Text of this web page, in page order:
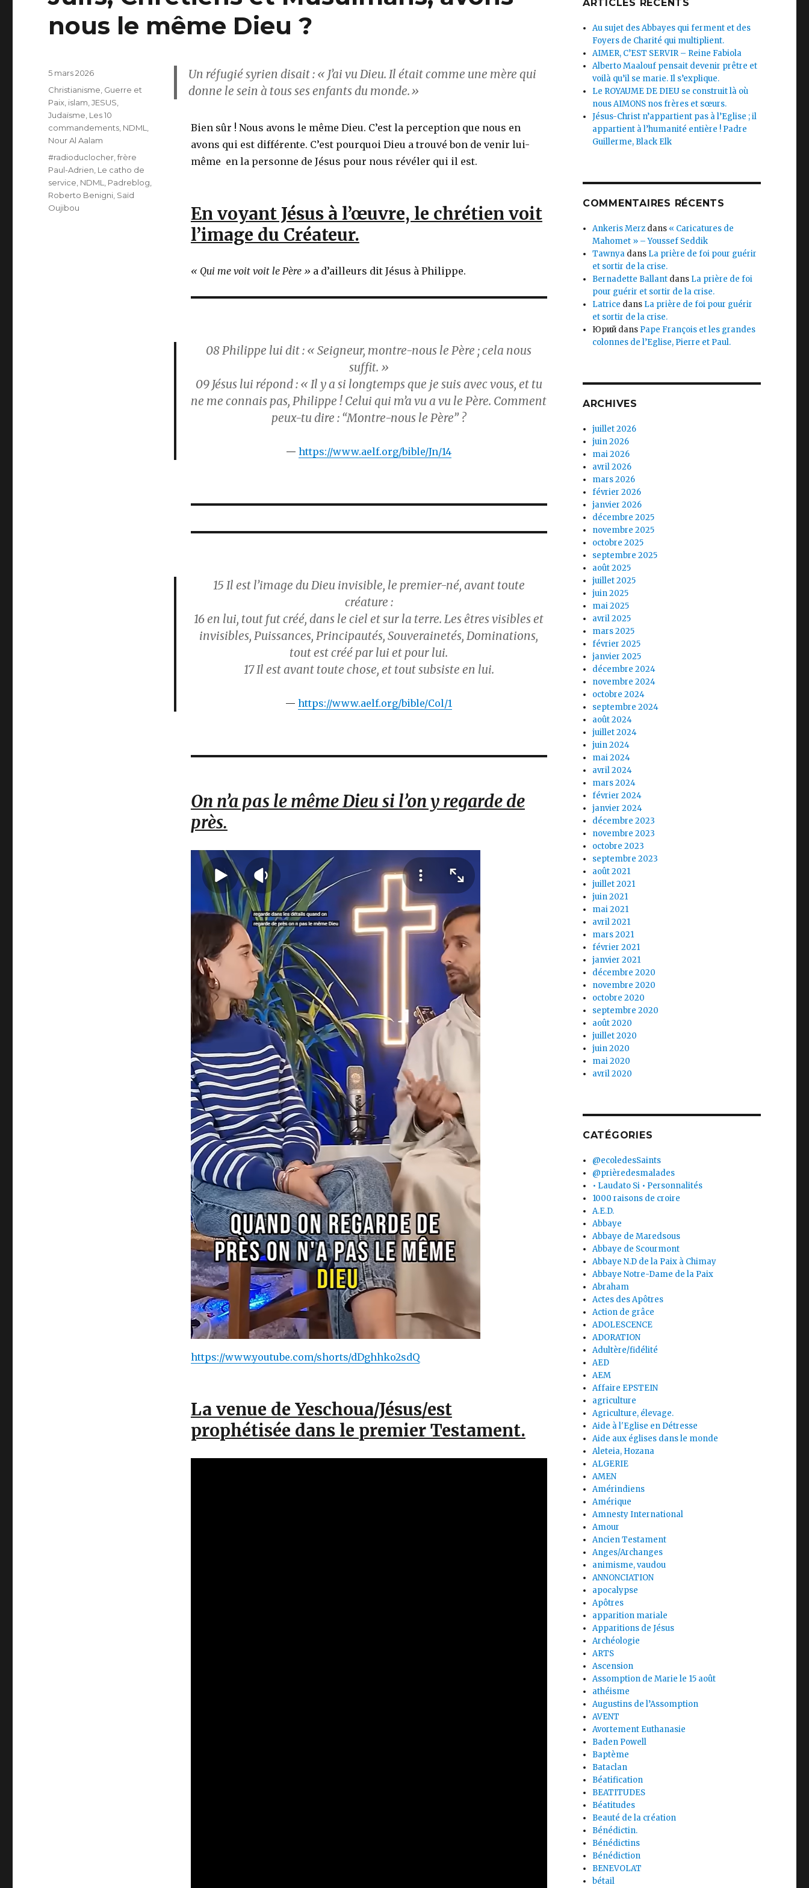
nous le même Dieu ?
Un réfugié syrien disait : « J’ai vu Dieu. Il était comme une mère qui
donne le sein à tous ses enfants du monde.»
Bien sûr ! Nous avons le même Dieu. C’est la perception que nous en
avons qui est différente. C’est pourquoi Dieu a trouvé bon de venir lui-
même en la personne de Jésus pour nous révéler qui il est.
En voyant Jésus à l’œuvre, le chrétien voit
l’image du Créateur.
« Qui me voit voit le Père » a d’ailleurs dit Jésus à Philippe.
08Philippe lui dit : « Seigneur, montre-nous le Père ; cela nous
suffit. »
09Jésus lui répond : « Il y a si longtemps que je suis avec vous, et tu
ne me connais pas, Philippe ! Celui qui m’a vu a vu le Père. Comment
peux-tu dire : “Montre-nous le Père” ?
https://www.aelf.org/bible/Jn/14
15 Il est l’image du Dieu invisible, le premier-né, avant toute
créature :
16en lui, tout fut créé, dans le ciel et sur la terre. Les êtres visibles et
invisibles, Puissances, Principautés, Souverainetés, Dominations,
tout est créé par lui et pour lui.
17Il est avant toute chose, et tout subsiste en lui.
https://www.aelf.org/bible/Col/1
On n’a pas le même Dieu si l’on y regarde de
près.
https://www.youtube.com/shorts/dDghhko2sdQ
La venue de Yeschoua/Jésus/est
prophétisée dans le premier Testament.
Publié
le
5 mars 2026
Catégories
Christianisme Guerre et
Paix islam ,JESUS
Judaïsme Les 10
commandements NDML
Nour Al Aalam
Étiquettes
#radioduclocher ,frère
Paul-Adrien Le catho de
service NDML Padreblog
Roberto Benigni Saïd
Oujibou
ARTICLES RÉCENTS
Au sujet des Abbayes qui ferment et des
Foyers de Charité qui multiplient.
AIMER, C’EST SERVIR – Reine Fabiola
Alberto Maalouf pensait devenir prêtre et
voilà qu’il se marie. Il s’explique.
Le ROYAUME DE DIEU se construit là où
nous AIMONS nos frères et sœurs.
Jésus-Christ n’appartient pas à l’Eglise ; il
appartient à l’humanité entière ! Padre
Guillerme, Black Elk
COMMENTAIRES RÉCENTS
Ankeris Merz dans « Caricatures de
Mahomet » – Youssef Seddik
Tawnya dans La prière de foi pour guérir
et sortir de la crise.
Bernadette Ballant dans La prière de foi
pour guérir et sortir de la crise.
Latrice dans La prière de foi pour guérir
et sortir de la crise.
Юрий dans Pape François et les grandes
colonnes de l’Eglise, Pierre et Paul.
ARCHIVES
juillet 2026
juin 2026
mai 2026
avril 2026
mars 2026
février 2026
janvier 2026
décembre 2025
novembre 2025
octobre 2025
septembre 2025
août 2025
juillet 2025
juin 2025
mai 2025
avril 2025
mars 2025
février 2025
janvier 2025
décembre 2024
novembre 2024
octobre 2024
septembre 2024
août 2024
juillet 2024
juin 2024
mai 2024
avril 2024
mars 2024
février 2024
janvier 2024
décembre 2023
novembre 2023
octobre 2023
septembre 2023
août 2021
juillet 2021
juin 2021
mai 2021
avril 2021
mars 2021
février 2021
janvier 2021
décembre 2020
novembre 2020
octobre 2020
septembre 2020
août 2020
juillet 2020
juin 2020
mai 2020
avril 2020
CATÉGORIES
@ecoledesSaints
@prièredesmalades
• Laudato Si • Personnalités
1000 raisons de croire
A.E.D.
Abbaye
Abbaye de Maredsous
Abbaye de Scourmont
Abbaye N.D de la Paix à Chimay
Abbaye Notre-Dame de la Paix
Abraham
Actes des Apôtres
Action de grâce
ADOLESCENCE
ADORATION
Adultère/fidélité
AED
AEM
Affaire EPSTEIN
agriculture
Agriculture, élevage.
Aide à l'Eglise en Détresse
Aide aux églises dans le monde
Aleteia, Hozana
ALGERIE
AMEN
Amérindiens
Amérique
Amnesty International
Amour
Ancien Testament
Anges/Archanges
animisme, vaudou
ANNONCIATION
apocalypse
Apôtres
apparition mariale
Apparitions de Jésus
Archéologie
ARTS
Ascension
Assomption de Marie le 15 août
athéisme
Augustins de l’Assomption
AVENT
Avortement Euthanasie
Baden Powell
Baptème
Bataclan
Béatification
BEATITUDES
Béatitudes
Beauté de la création
Bénédictin.
Bénédictins
Bénédiction
BENEVOLAT
bétail